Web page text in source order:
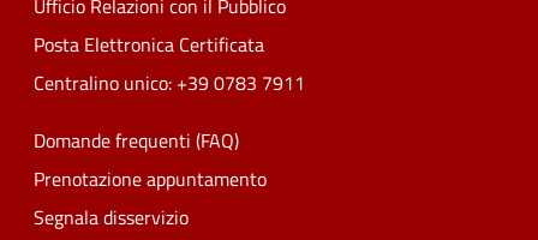
Ufficio Relazioni con il Pubblico
Posta Elettronica Certificata
Centralino unico: +39 0783 7911
Domande frequenti (FAQ)
Prenotazione appuntamento
Segnala disservizio